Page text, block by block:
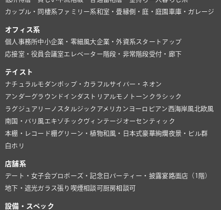
カップル・同棲系ファミリー系和室・畳縁側・庭・庭園 車庫・ガレージ
オフィス系
個人事務所中小企業・零細風大企業・外資系スタートアップ
応接室・役員会議室 エレベーター階段・非常階段受付・廊下
テイスト
ナチュラルモダンポップ・カラフルサイバー・ネオン
アンダーグラウンド インダストリアルモノトーン クラシック
ラグジュアリー ノスタルジック アメリカン ヨーロピアン西海岸風北欧風
南国・バリ風 エキゾチック ヴィンテージ オーセンティック
本棚・レコード棚グリーン・植物和風・日本式豪華絢爛夜景・ビル群
白ホリ
店舗系
デート・女子会プロポーズ・記念日 パーティー・披露宴路面店（1階）
地下・遮光ガラス張り 喫煙相談可厨房相談可
設備・スペック